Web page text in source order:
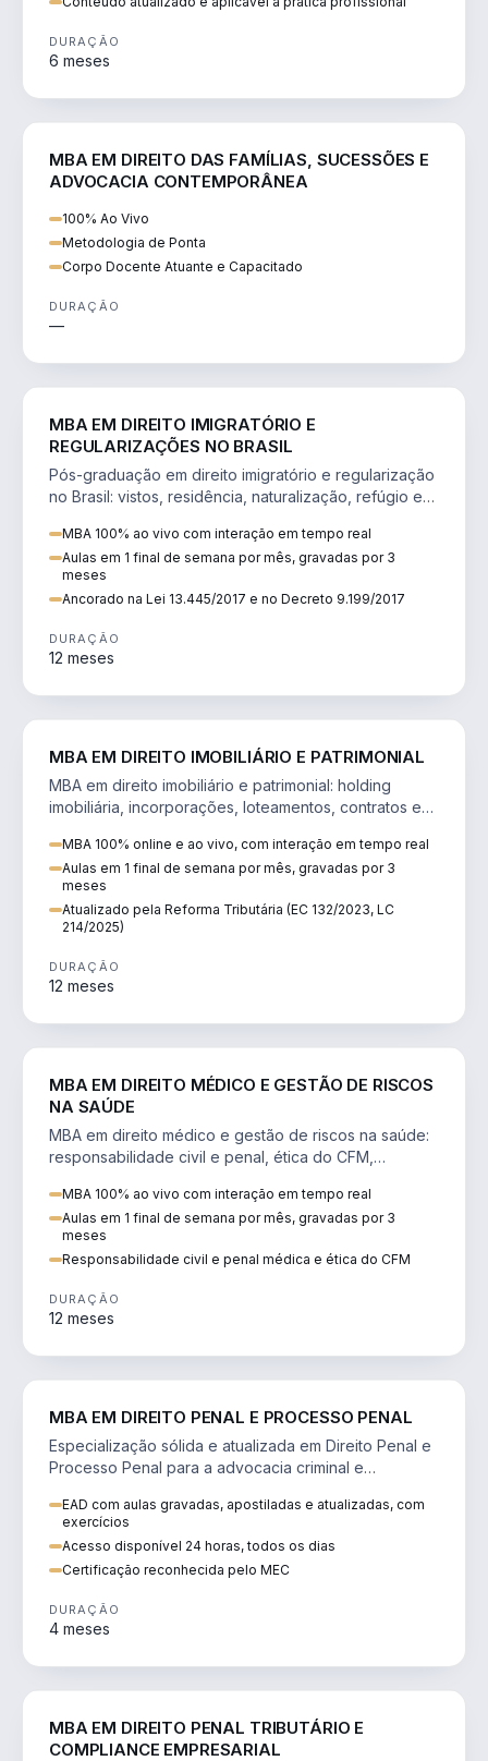
DURAÇÃO
6 meses
MBA EM DIREITO DAS FAMÍLIAS, SUCESSÕES E
ADVOCACIA CONTEMPORÂNEA
100% Ao Vivo
Metodologia de Ponta
Corpo Docente Atuante e Capacitado
DURAÇÃO
—
MBA EM DIREITO IMIGRATÓRIO E
REGULARIZAÇÕES NO BRASIL
Pós-graduação em direito imigratório e regularização
no Brasil: vistos, residência, naturalização, refúgio e
MBA 100% ao vivo com interação em tempo real
Aulas em 1 final de semana por mês, gravadas por 3
meses
Ancorado na Lei 13.445/2017 e no Decreto 9.199/2017
DURAÇÃO
12 meses
MBA EM DIREITO IMOBILIÁRIO E PATRIMONIAL
MBA em direito imobiliário e patrimonial: holding
imobiliária, incorporações, loteamentos, contratos e
MBA 100% online e ao vivo, com interação em tempo real
Aulas em 1 final de semana por mês, gravadas por 3
meses
Atualizado pela Reforma Tributária (EC 132/2023, LC
214/2025)
DURAÇÃO
12 meses
MBA EM DIREITO MÉDICO E GESTÃO DE RISCOS
NA SAÚDE
MBA em direito médico e gestão de riscos na saúde:
responsabilidade civil e penal, ética do CFM,
MBA 100% ao vivo com interação em tempo real
Aulas em 1 final de semana por mês, gravadas por 3
meses
Responsabilidade civil e penal médica e ética do CFM
DURAÇÃO
12 meses
MBA EM DIREITO PENAL E PROCESSO PENAL
Especialização sólida e atualizada em Direito Penal e
Processo Penal para a advocacia criminal e
EAD com aulas gravadas, apostiladas e atualizadas, com
exercícios
Acesso disponível 24 horas, todos os dias
Certificação reconhecida pelo MEC
DURAÇÃO
4 meses
MBA EM DIREITO PENAL TRIBUTÁRIO E
COMPLIANCE EMPRESARIAL